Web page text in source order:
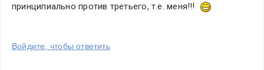
принципиально против третьего, т.е. меня!!!
Войдите, чтобы ответить